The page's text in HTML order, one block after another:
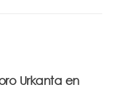
Urkanta en